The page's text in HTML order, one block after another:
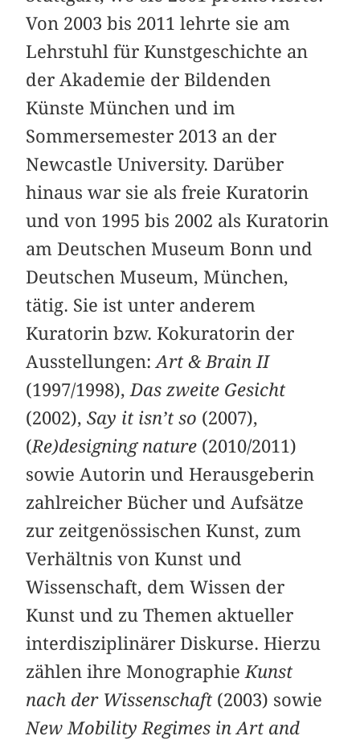
Von 2003 bis 2011 lehrte sie am
Lehrstuhl für Kunstgeschichte an
der Akademie der Bildenden
Künste München und im
Sommersemester 2013 an der
Newcastle University. Darüber
hinaus war sie als freie Kuratorin
und von 1995 bis 2002 als Kuratorin
am Deutschen Museum Bonn und
Deutschen Museum, München,
tätig. Sie ist unter anderem
Kuratorin bzw. Kokuratorin der
Ausstellungen:Art & Brain II
(1997/1998), Das zweite Gesicht
(2002),Say it isn’t so (2007),
(Re)designing nature (2010/2011)
sowie Autorin und Herausgeberin
zahlreicher Bücher und Aufsätze
zur zeitgenössischen Kunst, zum
Verhältnis von Kunst und
Wissenschaft, dem Wissen der
Kunst und zu Themen aktueller
interdisziplinärer Diskurse. Hierzu
zählen ihre Monographie Kunst
nach der Wissenschaft (2003) sowie
New Mobility Regimes in Art and